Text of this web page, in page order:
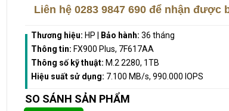
Liên hệ 0283 9847 690 để nhận được
Thương hiệu: HP Bảo hành: 36 tháng
Thông tin: FX900 Plus, 7F617AA
Thông số kỹ thuật: M.2 2280, 1TB
Hiệu suất sử dụng: 7.100 MB/s, 990.000 IOPS
SO SÁNH SẢN PHẨM